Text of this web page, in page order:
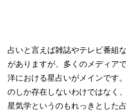
占いと言えば雑誌やテレビ番組
がありますが、多くのメディア
洋における星占いがメインです
のしか存在しないわけではなく
星気学というのもれっきとした